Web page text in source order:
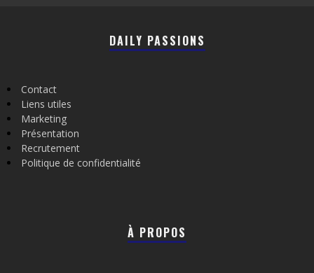
DAILY PASSIONS
Contact
Liens utiles
Marketing
Présentation
Recrutement
Politique de confidentialité
À PROPOS